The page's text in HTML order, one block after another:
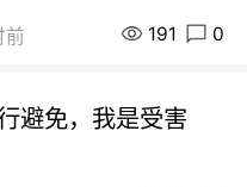
前 191 0
避免，我是受害